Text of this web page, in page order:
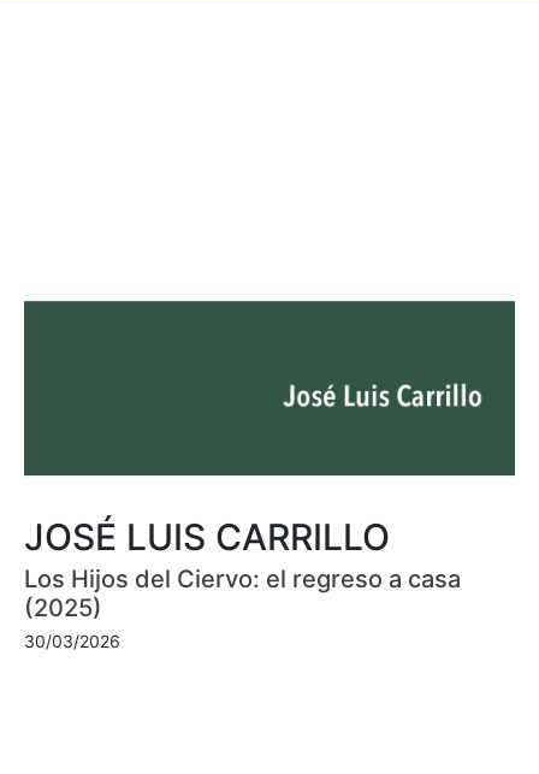
JOSÉ LUIS CARRILLO
Los Hijos del Ciervo: el regreso a casa
(2025)
30/03/2026